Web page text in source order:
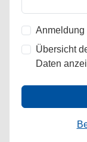
Anmeldung
Übersicht
Daten